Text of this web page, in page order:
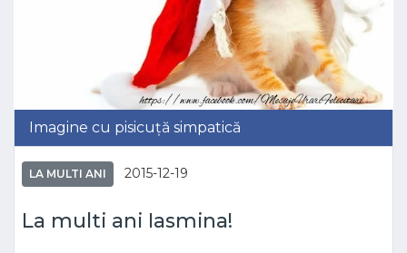
Imagine cu pisicuță simpatică
LA MULTI ANI 2015-12-19
La multi ani Iasmina!